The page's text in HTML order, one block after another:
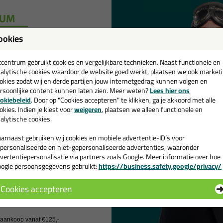
Omschrijving Specificaties
MSP-20
gebruik je de MSP-20?
20 voegkit wordt ingezet voor afdichting van dilatatie- en
en lateien, gestort beton, polyesterbeton en metsel- en
kozijnen.
gebruikt cookies en vergelijkbare technieken. Naast functionele en
cookies waardoor de website goed werkt, plaatsen we ook
zodat wij en derde partijen jouw internetgedrag kunnen volgen en
content kunnen laten zien. Meer weten?Lees hier ons
. Door op "Cookies accepteren" te klikken, ga je akkoord met alle
Indien je kiest voorweigeren, plaatsen we alleen functionele en
cookies.
gebruiken wij cookies en mobiele advertentie-ID’s voor
en niet-gepersonaliseerde advertenties, waaronder
via partners zoals Google. Meer informatie over hoe
persoonsgegevens gebruikt:https://business.safety.google/privacy/
Cookies accepteren
💚
en ontvang een
€35,-bij je eerste bestelling!
de actiecode ›
geen cadeau
vanaf €125,-